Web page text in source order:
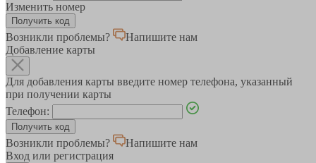
Изменить номер
Возникли проблемы?
Напишите нам
Добавление карты
Для добавления карты введите номер телефона, указанный
при получении карты
Телефон:
Возникли проблемы?
Напишите нам
Вход или регистрация